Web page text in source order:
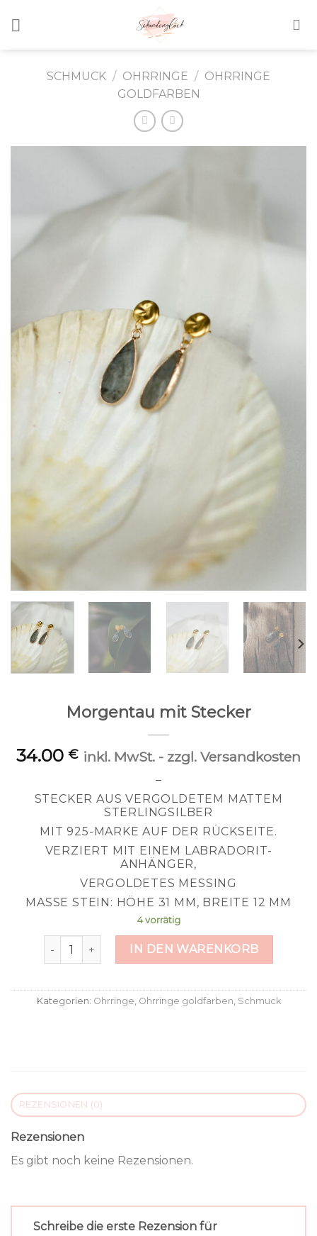
SCHMUCK / OHRRINGE / OHRRINGE
GOLDFARBEN
Morgentau mit Stecker
34.00 € inkl. MwSt. - zzgl. Versandkosten
–
STECKER AUS VERGOLDETEM MATTEM
STERLINGSILBER
MIT 925-MARKE AUF DER RÜCKSEITE.
VERZIERT MIT EINEM LABRADORIT-
ANHÄNGER,
VERGOLDETES MESSING
MASSE STEIN: HÖHE 31 MM, BREITE 12 MM
4 vorrätig
Morgentau mit Stecker Menge
IN DEN WARENKORB
Kategorien: Ohrringe, Ohrringe goldfarben, Schmuck
REZENSIONEN (0)
Rezensionen
Es gibt noch keine Rezensionen.
Schreibe die erste Rezension für